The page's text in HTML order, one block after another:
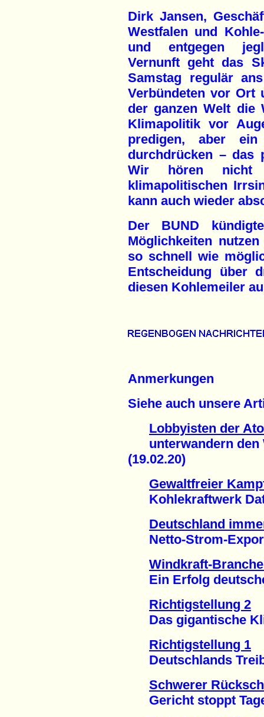
Dirk Jansen,
Westfalen und
und entgegen
Vernunft geht das
Samstag regulär
Verbündeten vor Ort
der ganzen Welt die
Klimapolitik vor
predigen, aber ein
durchdrücken – das
Wir hören nicht
klimapolitischen
kann auch wieder
Der BUND
Möglichkeiten
so schnell wie
Entscheidung über
diesen Kohlemeiler
Anmerkungen
Siehe auch unsere
Lobbyisten der
unterwandern den
(19.02.20)
Gewaltfreier
Kohlekraftwerk
Deutschland
Netto-Strom-
Windkraft-
Ein Erfolg
Richtigstellung 2
Das gigantische
Richtigstellung 1
Deutschlands
Schwerer
Gericht stoppt